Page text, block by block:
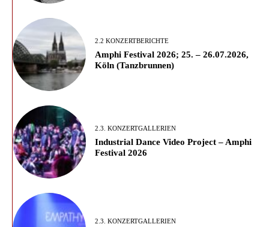
2.2 KONZERTBERICHTE
Amphi Festival 2026; 25. – 26.07.2026,
Köln (Tanzbrunnen)
2.3. KONZERTGALLERIEN
Industrial Dance Video Project – Amphi
Festival 2026
2.3. KONZERTGALLERIEN